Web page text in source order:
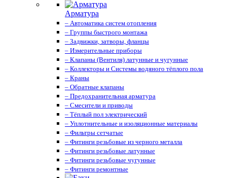
Арматура
– Автоматика систем отопления
– Группы быстрого монтажа
– Задвижки, затворы, фланцы
– Измерительные приборы
– Клапаны (Вентиля) латунные и чугунные
– Коллекторы и Системы водяного тёплого пола
– Краны
– Обратные клапаны
– Предохранительная арматура
– Смесители и приводы
– Тёплый пол электрический
– Уплотнительные и изоляционные материалы
– Фильтры сетчатые
– Фитинги резьбовые из черного металла
– Фитинги резьбовые латунные
– Фитинги резьбовые чугунные
– Фитинги ремонтные